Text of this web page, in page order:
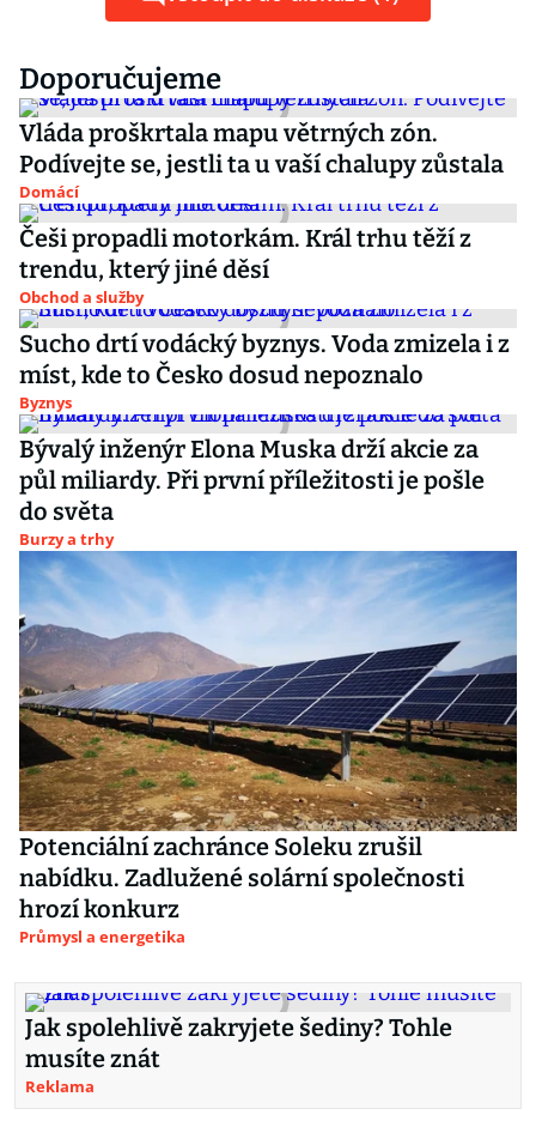
Doporučujeme
Vláda proškrtala mapu větrných zón.
Podívejte se, jestli ta u vaší chalupy zůstala
Domácí
Češi propadli motorkám. Král trhu těží z
trendu, který jiné děsí
Obchod a služby
Sucho drtí vodácký byznys. Voda zmizela i z
míst, kde to Česko dosud nepoznalo
Byznys
Bývalý inženýr Elona Muska drží akcie za
půl miliardy. Při první příležitosti je pošle
do světa
Burzy a trhy
Potenciální zachránce Soleku zrušil
nabídku. Zadlužené solární společnosti
hrozí konkurz
Průmysl a energetika
Jak spolehlivě zakryjete šediny? Tohle
musíte znát
Reklama